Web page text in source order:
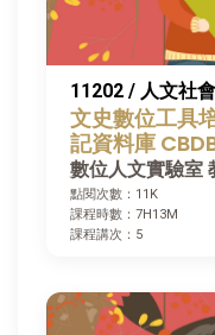
11202 / 人文社
文史數位工具
記資料庫
數位人文實驗室
點閱次數：11K
課程時數：7H13M
課程講次：5